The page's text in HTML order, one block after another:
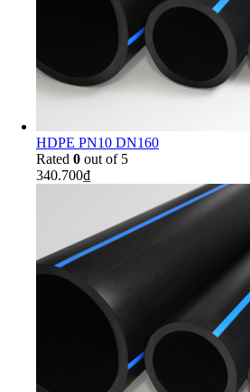
HDPE PN10 DN160
Rated 0 out of 5
340.700₫